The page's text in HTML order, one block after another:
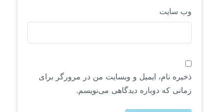
وب‌ سایت
ذخیره نام، ایمیل و وبسایت من در مرورگر برای
زمانی که دوباره دیدگاهی می‌نویسم.